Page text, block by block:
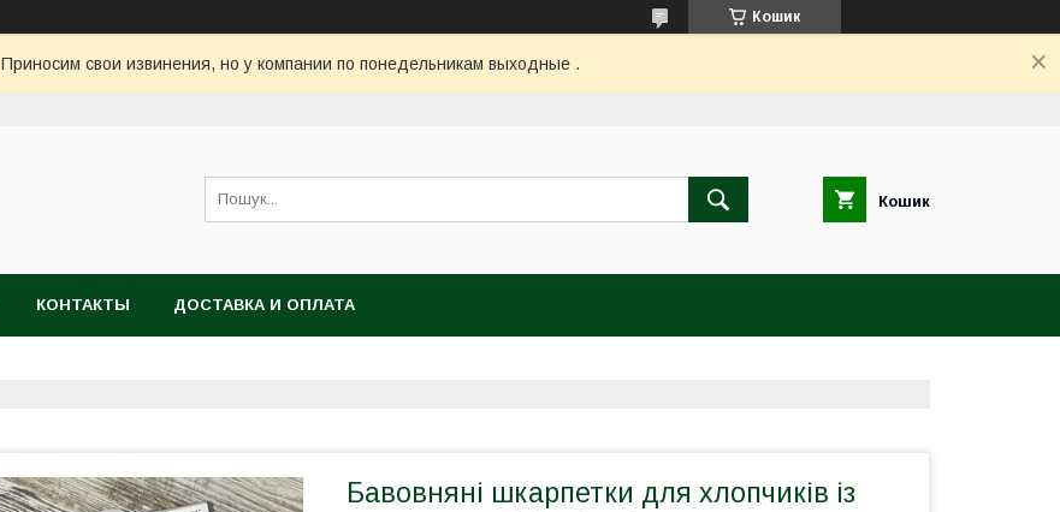
Кошик
Приносим свои извинения, но у компании по понедельникам выходные .
Кошик
КОНТАКТЫ ДОСТАВКА И ОПЛАТА
Бавовняні шкарпетки для хлопчиків із